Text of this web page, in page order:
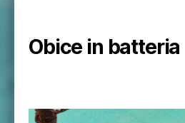
Obice in batteria